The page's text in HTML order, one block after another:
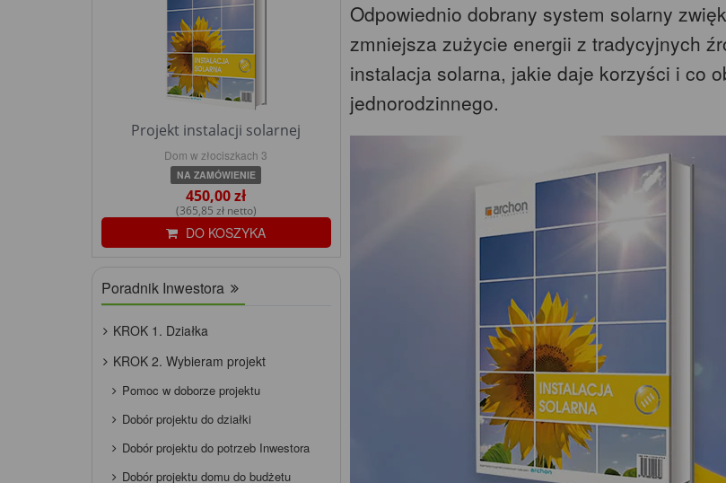
Odpowiednio dobrany system solarny
zmniejsza zużycie energii z tradycyjnych
instalacja solarna, jakie daje korzyści i co
jednorodzinnego.
Projekt instalacji solarnej
Dom w złociszkach 3
NA ZAMÓWIENIE
450,00 zł
(365,85 zł netto)
DO KOSZYKA
Poradnik Inwestora
KROK 1. Działka
KROK 2. Wybieram projekt
Pomoc w doborze projektu
Dobór projektu do działki
Dobór projektu do potrzeb Inwestora
Dobór projektu domu do budżetu